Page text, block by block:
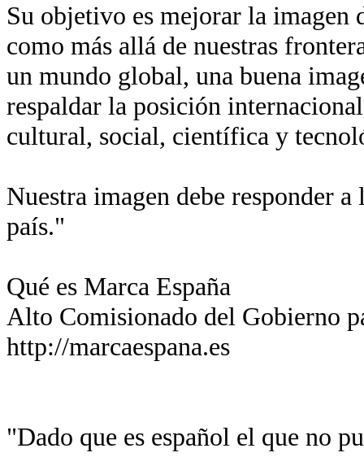
Su objetivo es mejorar la imagen
como más allá de nuestras
un mundo global, una buena
respaldar la posición
cultural, social, científica y
Nuestra imagen debe responder
país."
Qué es Marca España
Alto Comisionado del Gobierno
http://marcaespana.es
"Dado que es español el que no